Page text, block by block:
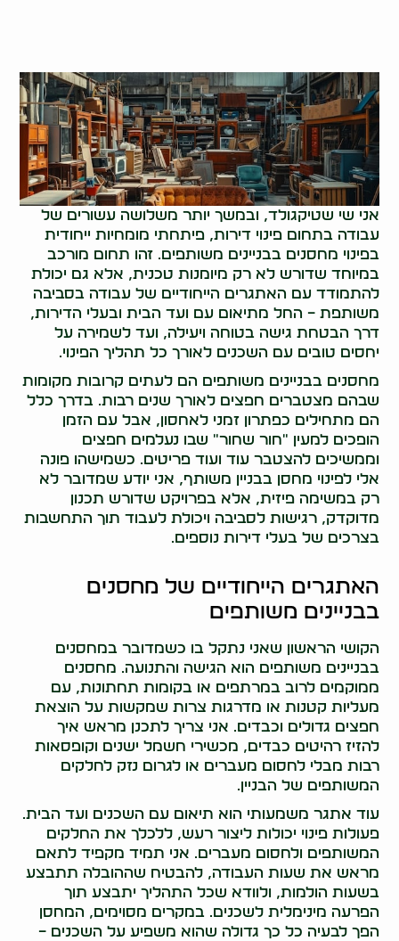
אני שי שטיקגולד, ובמשך יותר משלושה עשורים של
עבודה בתחום פינוי דירות, פיתחתי מומחיות ייחודית
בפינוי מחסנים בבניינים משותפים. זהו תחום מורכב
במיוחד שדורש לא רק מיומנות טכנית, אלא גם יכולת
להתמודד עם האתגרים הייחודיים של עבודה בסביבה
משותפת – החל מתיאום עם ועד הבית ובעלי הדירות,
דרך הבטחת גישה בטוחה ויעילה, ועד לשמירה על
יחסים טובים עם השכנים לאורך כל תהליך הפינוי.
מחסנים בבניינים משותפים הם לעתים קרובות מקומות
שבהם מצטברים חפצים לאורך שנים רבות. בדרך כלל
הם מתחילים כפתרון זמני לאחסון, אבל עם הזמן
הופכים למעין "חור שחור" שבו נעלמים חפצים
וממשיכים להצטבר עוד ועוד פריטים. כשמישהו פונה
אלי לפינוי מחסן בבניין משותף, אני יודע שמדובר לא
רק במשימה פיזית, אלא בפרויקט שדורש תכנון
מדוקדק, רגישות לסביבה ויכולת לעבוד תוך התחשבות
בצרכים של בעלי דירות נוספים.
האתגרים הייחודיים של מחסנים
בבניינים משותפים
הקושי הראשון שאני נתקל בו כשמדובר במחסנים
בבניינים משותפים הוא הגישה והתנועה. מחסנים
ממוקמים לרוב במרתפים או בקומות תחתונות, עם
מעליות קטנות או מדרגות צרות שמקשות על הוצאת
חפצים גדולים וכבדים. אני צריך לתכנן מראש איך
להזיז רהיטים כבדים, מכשירי חשמל ישנים וקופסאות
רבות מבלי לחסום מעברים או לגרום נזק לחלקים
המשותפים של הבניין.
עוד אתגר משמעותי הוא תיאום עם השכנים ועד הבית.
פעולות פינוי יכולות ליצור רעש, ללכלך את החלקים
המשותפים ולחסום מעברים. אני תמיד מקפיד לתאם
מראש את שעות העבודה, להבטיח שההובלה תתבצע
בשעות הולמות, ולוודא שכל התהליך יתבצע תוך
הפרעה מינימלית לשכנים. במקרים מסוימים, המחסן
הפך לבעיה כל כך גדולה שהוא משפיע על השכנים –